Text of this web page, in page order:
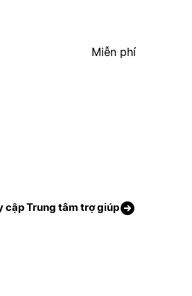
Miễn phí
cập Trung tâm trợ giúp